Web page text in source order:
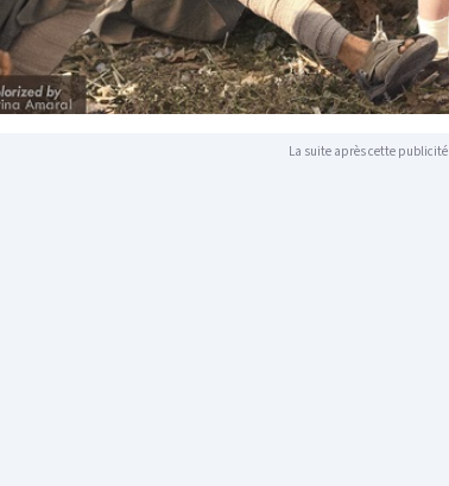
La suite après cette publicité